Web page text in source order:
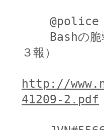
３報）
http://
41209-2.pdf